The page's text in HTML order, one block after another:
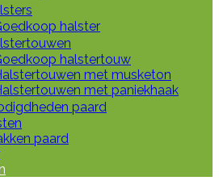
halster
halstertouw
met musketon
met paniekhaak
paard
paard